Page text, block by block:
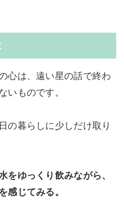
心は、遠い星の話で終わ
いものです。
の暮らしに少しだけ取り
をゆっくり飲みながら、
感じてみる。